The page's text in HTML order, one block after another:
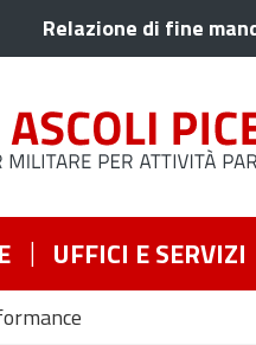
Relazione di fine
UFFICI E SERVIZI